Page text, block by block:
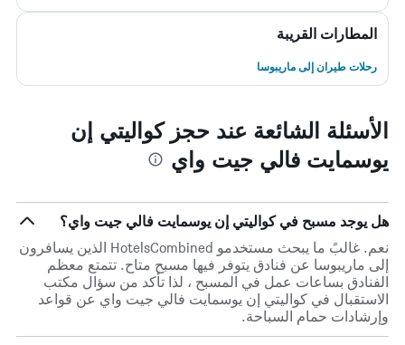
المطارات القريبة
رحلات طيران إلى ماريبوسا
الأسئلة الشائعة عند حجز كواليتي إن
يوسمايت فالي جيت واي
هل يوجد مسبح في كواليتي إن يوسمايت فالي جيت واي؟
نعم. غالبً ما يبحث مستخدمو HotelsCombined الذين يسافرون
إلى ماريبوسا عن فنادق يتوفر فيها مسبح متاح. تتمتع معظم
الفنادق بساعات عمل في المسبح ، لذا تأكد من سؤال مكتب
الاستقبال في كواليتي إن يوسمايت فالي جيت واي عن قواعد
وإرشادات حمام السباحة.